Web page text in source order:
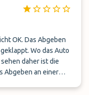
OK. Das Abgeben
Wo das Auto
daher ist die
Abgeben an einer